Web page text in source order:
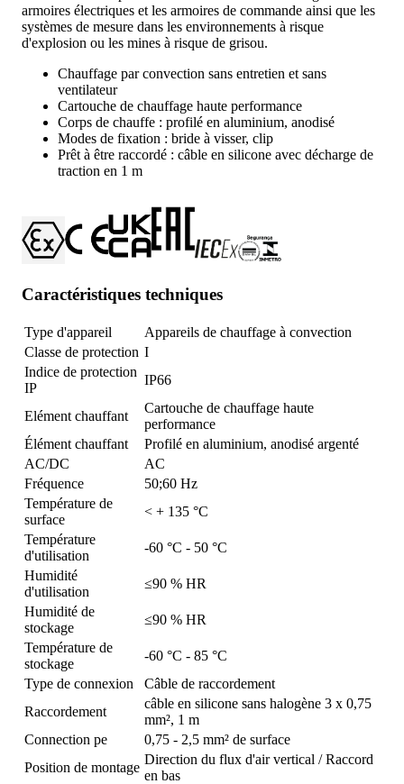
armoires électriques et les armoires de commande ainsi que les
systèmes de mesure dans les environnements à risque
d'explosion ou les mines à risque de grisou.
Chauffage par convection sans entretien et sans
ventilateur
Cartouche de chauffage haute performance
Corps de chauffe : profilé en aluminium, anodisé
Modes de fixation : bride à visser, clip
Prêt à être raccordé : câble en silicone avec décharge de
traction en 1 m
Caractéristiques techniques
Type d'appareil
Appareils de chauffage à convection
Classe de protection I
Indice de protection
IP
IP66
Elément chauffant
Cartouche de chauffage haute
performance
Élément chauffant
Profilé en aluminium, anodisé argenté
AC/DC
AC
Fréquence
50;60 Hz
Température de
surface
< + 135 °C
Température
d'utilisation
-60 °C - 50 °C
Humidité
d'utilisation
≤90 % HR
Humidité de
stockage
≤90 % HR
Température de
stockage
-60 °C - 85 °C
Type de connexion
Câble de raccordement
Raccordement
câble en silicone sans halogène 3 x 0,75
mm², 1 m
Connection pe
0,75 - 2,5 mm² de surface
Position de montage
Direction du flux d'air vertical / Raccord
en bas